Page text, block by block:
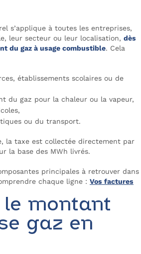
s’applique à toutes les entreprises,
leur secteur ou leur localisation, dès
du gaz à usage combustible. Cela
établissements scolaires ou de
du gaz pour la chaleur ou la vapeur,
ou du transport.
la taxe est collectée directement par
la base des MWh livrés.
principales à retrouver dans
chaque ligne : Vos factures
le montant
gaz en